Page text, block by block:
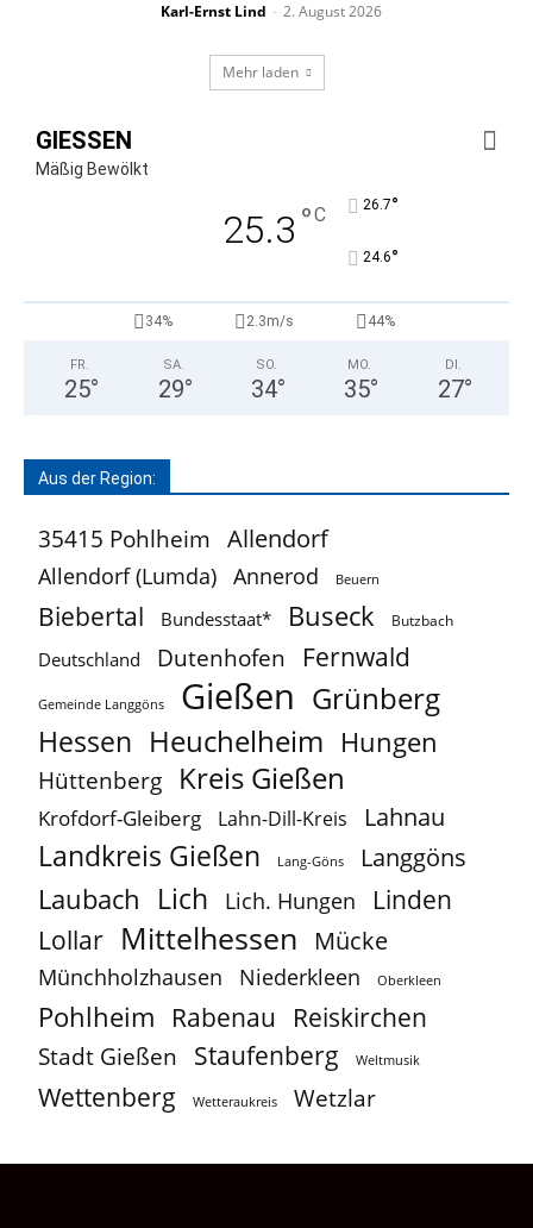
Karl-Ernst Lind - 2. August 2026
Mehr laden
GIESSEN
Mäßig Bewölkt
25.3 °C 26.7°
24.6°
34% 2.3m/s 44%
FR.
25°
SA.
29°
SO.
34°
MO.
35°
DI.
27°
Aus der Region:
35415 Pohlheim Allendorf
Allendorf (Lumda) Annerod Beuern
Biebertal Bundesstaat* Buseck Butzbach
Deutschland Dutenhofen Fernwald
Gemeinde Langgöns Gießen Grünberg
Hessen Heuchelheim Hungen
Hüttenberg Kreis Gießen
Krofdorf-Gleiberg Lahn-Dill-Kreis Lahnau
Landkreis Gießen Lang-Göns Langgöns
Laubach Lich Lich. Hungen Linden
Lollar Mittelhessen Mücke
Münchholzhausen Niederkleen Oberkleen
Pohlheim Rabenau Reiskirchen
Stadt Gießen Staufenberg Weltmusik
Wettenberg Wetteraukreis Wetzlar